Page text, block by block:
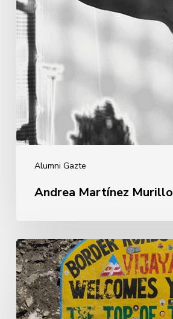
Alumni Gazte
Andrea Martínez Murillo
Iñigo
Marcos
Enciso